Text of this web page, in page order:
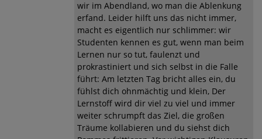
wir im Abendland, wo man die Ablenkung
erfand. Leider hilft uns das nicht immer,
macht es eigentlich nur schlimmer: wir
Studenten kennen es gut, wenn man beim
Lernen nur so tut, faulenzt und
prokrastiniert und sich selbst in die Falle
führt: Am letzten Tag bricht alles ein, du
fühlst dich ohnmächtig und klein, Der
Lernstoff wird dir viel zu viel und immer
weiter schrumpft das Ziel, die großen
Träume kollabieren und du siehst dich